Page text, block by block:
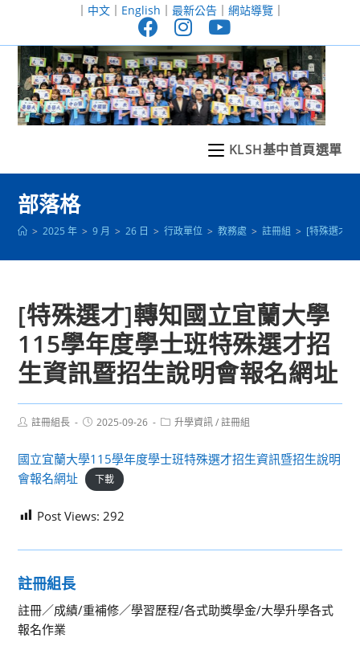
至
｜ 中文｜ English ｜ 最新公告｜ 網站導覽｜
KLSH基中首頁選單
部落格
> 2025 年 > 9 月 > 26 日 > 行政單位 > 教務處 > 註冊組 > [特殊選才]
[特殊選才]轉知國立宜蘭大學
115學年度學士班特殊選才招
生資訊暨招生說明會報名網址
Post註冊組長
Post2025-09-26
Post升學資訊 / 註冊組
國立宜蘭大學115學年度學士班特殊選才招生資訊暨招生說明
會報名網址
下載
Post Views: 292
註冊組長
註冊／成績/重補修／學習歷程/各式助獎學金/大學升學各式
報名作業